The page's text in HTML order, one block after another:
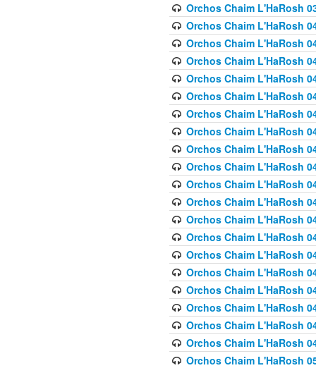
Orchos Chaim L'HaRosh
Orchos Chaim L'HaRosh
Orchos Chaim L'HaRosh
Orchos Chaim L'HaRosh
Orchos Chaim L'HaRosh
Orchos Chaim L'HaRosh
Orchos Chaim L'HaRosh
Orchos Chaim L'HaRosh
Orchos Chaim L'HaRosh
Orchos Chaim L'HaRosh
Orchos Chaim L'HaRosh
Orchos Chaim L'HaRosh
Orchos Chaim L'HaRosh
Orchos Chaim L'HaRosh
Orchos Chaim L'HaRosh
Orchos Chaim L'HaRosh
Orchos Chaim L'HaRosh
Orchos Chaim L'HaRosh
Orchos Chaim L'HaRosh
Orchos Chaim L'HaRosh
Orchos Chaim L'HaRosh